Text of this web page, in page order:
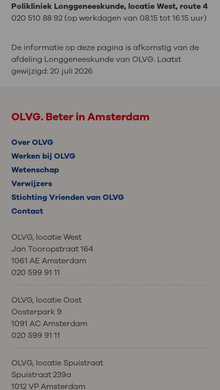
Polikliniek Longgeneeskunde, locatie West, route 4
020 510 88 92 (op werkdagen van 08.15 tot 16.15 uur)
De informatie op deze pagina is afkomstig van de
afdeling Longgeneeskunde van OLVG. Laatst
gewijzigd:20 juli 2026
OLVG. Beter in Amsterdam
Over OLVG
Werken bij OLVG
Wetenschap
Verwijzers
Stichting Vrienden van OLVG
Contact
OLVG, locatie West
Jan Tooropstraat 164
1061 AE Amsterdam
020 599 91 11
OLVG, locatie Oost
Oosterpark 9
1091 AC Amsterdam
020 599 91 11
OLVG, locatie Spuistraat
Spuistraat 239a
1012 VP Amsterdam